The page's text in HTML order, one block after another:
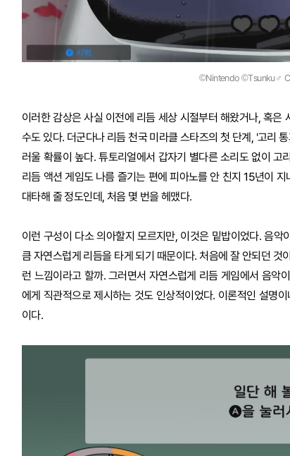
©Nintendo ©Tsunku♂
이러한 감상은 사실 이전에 리듬 세상 시절부터 해왔거나, 혹
수도 있다. 더군다나 리듬 천국 미라클 스타즈의 첫 단계, '고리
러울 확률이 높다. 튜토리얼에서 갑자기 별다른 소리도 없이
리듬 액션 게임도 나름 즐기는 편에 피아노를 안 친지 15년이
대타해 줄 정도인데, 처음 몇 번을 헤맸다.
이런 구성이 다소 의아할지 모르지만, 이것은 밑밥이었다. 음
큼 자연스럽게 리듬을 타게 되기 때문이다. 처음에 잘 안되던
런 느낌이라고 할까. 그러면서 자연스럽게 리듬 게임에서 음악
에게 직관적으로 제시하는 것도 인상적이었다. 이론적인 설명
이다.